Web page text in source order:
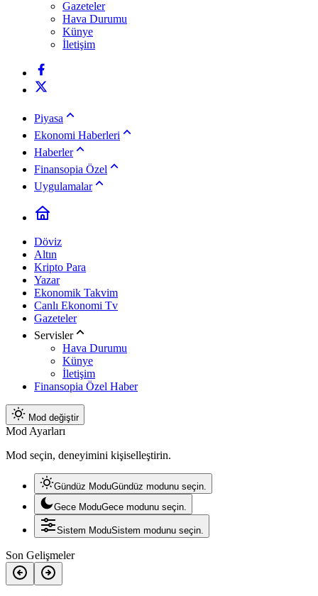
Gazeteler
Hava Durumu
Künye
İletişim
Piyasa
Ekonomi Haberleri
Haberler
Finansopia Özel
Uygulamalar
Döviz
Altın
Kripto Para
Yazar
Ekonomik Takvim
Canlı Ekonomi Tv
Gazeteler
Servisler
Hava Durumu
Künye
İletişim
Finansopia Özel Haber
Mod değiştir
Mod Ayarları
Mod seçin, deneyimini kişiselleştirin.
Gündüz ModuGündüz modunu seçin.
Gece ModuGece modunu seçin.
Sistem ModuSistem modunu seçin.
Son Gelişmeler